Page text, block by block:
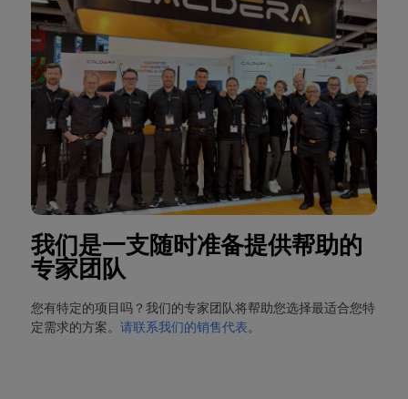
我们是一支随时准备提供帮助的
专家团队
您有特定的项目吗？我们的专家团队将帮助您选择最适合您特
定需求的方案。 请联系我们的销售代表。